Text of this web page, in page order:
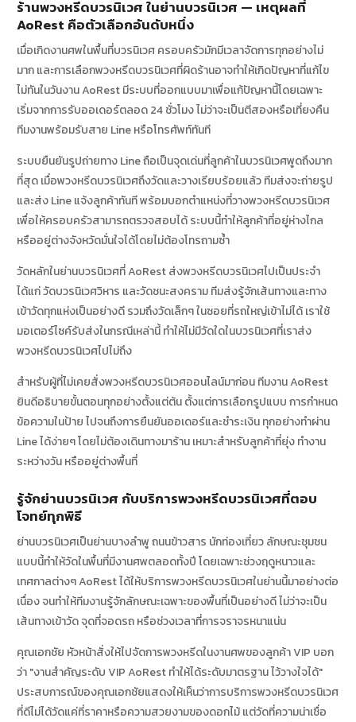
ร้านพวงหรีดบวรนิเวศ ในย่านบวรนิเวศ — เหตุผลที่
AoRest คือตัวเลือกอันดับหนึ่ง
เมื่อเกิดงานศพในพื้นที่บวรนิเวศ ครอบครัวมักมีเวลาจัดการทุกอย่างไม่
มาก และการเลือกพวงหรีดบวรนิเวศที่ผิดร้านอาจทำให้เกิดปัญหาที่แก้ไข
ไม่ทันในวันงาน AoRest มีระบบที่ออกแบบมาเพื่อแก้ปัญหานี้โดยเฉพาะ
เริ่มจากการรับออเดอร์ตลอด 24 ชั่วโมง ไม่ว่าจะเป็นตีสองหรือเที่ยงคืน
ทีมงานพร้อมรับสาย Line หรือโทรศัพท์ทันที
ระบบยืนยันรูปถ่ายทาง Line ถือเป็นจุดเด่นที่ลูกค้าในบวรนิเวศพูดถึงมาก
ที่สุด เมื่อพวงหรีดบวรนิเวศถึงวัดและวางเรียบร้อยแล้ว ทีมส่งจะถ่ายรูป
และส่ง Line แจ้งลูกค้าทันที พร้อมบอกตำแหน่งที่วางพวงหรีดบวรนิเวศ
เพื่อให้ครอบครัวสามารถตรวจสอบได้ ระบบนี้ทำให้ลูกค้าที่อยู่ห่างไกล
หรืออยู่ต่างจังหวัดมั่นใจได้โดยไม่ต้องโทรถามซ้ำ
วัดหลักในย่านบวรนิเวศที่ AoRest ส่งพวงหรีดบวรนิเวศไปเป็นประจำ
ได้แก่ วัดบวรนิเวศวิหาร และวัดชนะสงคราม ทีมส่งรู้จักเส้นทางและทาง
เข้าวัดทุกแห่งเป็นอย่างดี รวมถึงวัดเล็กๆ ในซอยที่รถใหญ่เข้าไม่ได้ เราใช้
มอเตอร์ไซค์รับส่งในกรณีเหล่านี้ ทำให้ไม่มีวัดใดในบวรนิเวศที่เราส่ง
พวงหรีดบวรนิเวศไปไม่ถึง
สำหรับผู้ที่ไม่เคยสั่งพวงหรีดบวรนิเวศออนไลน์มาก่อน ทีมงาน AoRest
ยินดีอธิบายขั้นตอนทุกอย่างตั้งแต่ต้น ตั้งแต่การเลือกรูปแบบ การกำหนด
ข้อความในป้าย ไปจนถึงการยืนยันออเดอร์และชำระเงิน ทุกอย่างทำผ่าน
Line ได้ง่ายๆ โดยไม่ต้องเดินทางมาร้าน เหมาะสำหรับลูกค้าที่ยุ่ง ทำงาน
ระหว่างวัน หรืออยู่ต่างพื้นที่
รู้จักย่านบวรนิเวศ กับบริการพวงหรีดบวรนิเวศที่ตอบ
โจทย์ทุกพิธี
ย่านบวรนิเวศเป็นย่านบางลำพู ถนนข้าวสาร นักท่องเที่ยว ลักษณะชุมชน
แบบนี้ทำให้วัดในพื้นที่มีงานศพตลอดทั้งปี โดยเฉพาะช่วงฤดูหนาวและ
เทศกาลต่างๆ AoRest ได้ให้บริการพวงหรีดบวรนิเวศในย่านนี้มาอย่างต่อ
เนื่อง จนทำให้ทีมงานรู้จักลักษณะเฉพาะของพื้นที่เป็นอย่างดี ไม่ว่าจะเป็น
เส้นทางเข้าวัด จุดที่จอดรถ หรือช่วงเวลาที่การจราจรหนาแน่น
คุณเอกชัย หัวหน้าสั่งให้ไปจัดการพวงหรีดในงานศพของลูกค้า VIP บอก
ว่า "งานสำคัญระดับ VIP AoRest ทำให้ได้ระดับมาตรฐาน ไว้วางใจได้"
ประสบการณ์ของคุณเอกชัยแสดงให้เห็นว่าการบริการพวงหรีดบวรนิเวศ
ที่ดีไม่ได้วัดแค่ที่ราคาหรือความสวยงามของดอกไม้ แต่วัดที่ความน่าเชื่อ